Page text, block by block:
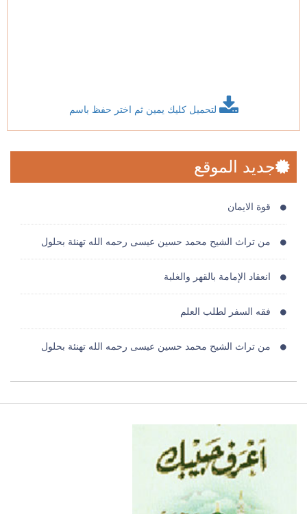
لتحميل كليك يمين ثم اختر حفظ باسم
جديد الموقع
قوة الايمان
من تراث الشيح محمد حسين عيسى رحمه الله تهنئة بحلول
انعقاد الإمامة بالقهر والغلبة
فقه السفر لطلب العلم
من تراث الشيح محمد حسين عيسى رحمه الله تهنئة بحلول
العرف
حداثة أم تجديد دكتور محمد عمارة
وسائل الدعوة